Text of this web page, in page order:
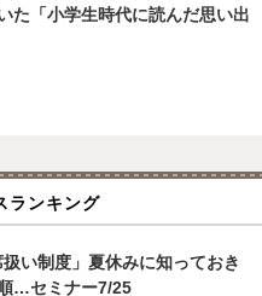
た「小学生時代に読んだ思い出
ランキング
い制度」夏休みに知っておき
…セミナー7/25